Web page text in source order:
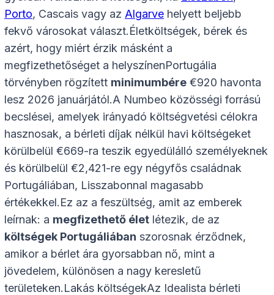
Porto, Cascais vagy az Algarve helyett beljebb
fekvő városokat választ.Életköltségek, bérek és
azért, hogy miért érzik másként a
megfizethetőséget a helyszínenPortugália
törvényben rögzített minimumbére €920 havonta
lesz 2026 januárjától.A Numbeo közösségi forrású
becslései, amelyek irányadó költségvetési célokra
hasznosak, a bérleti díjak nélkül havi költségeket
körülbelül €669-ra teszik egyedülálló személyeknek
és körülbelül €2,421-re egy négyfős családnak
Portugáliában, Lisszabonnal magasabb
értékekkel.Ez az a feszültség, amit az emberek
leírnak: a megfizethető élet létezik, de az
költségek Portugáliában szorosnak érződnek,
amikor a bérlet ára gyorsabban nő, mint a
jövedelem, különösen a nagy keresletű
területeken.Lakás költségekAz Idealista bérleti